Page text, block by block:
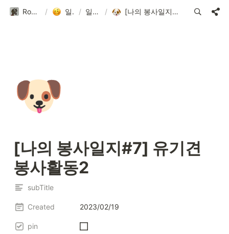
Roseline Blog / 일상(30) / 일상(32) / [나의 봉사일지#7] 유기견 봉사활동2
🐶
[나의 봉사일지#7] 유기견
봉사활동2
subTitle
Created 2023/02/19
pin